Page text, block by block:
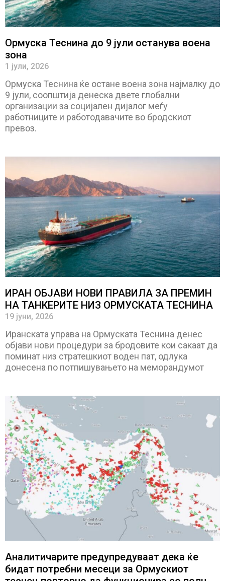
Ормуска Теснина до 9 јули останува воена
зона
1 јули, 2026
Ормуска Теснина ќе остане воена зона најмалку до
9 јули, соопштија денеска двете глобални
организации за социјален дијалог меѓу
работниците и работодавачите во бродскиот
превоз.
ИРАН ОБЈАВИ НОВИ ПРАВИЛА ЗА ПРЕМИН
НА ТАНКЕРИТЕ НИЗ ОРМУСКАТА ТЕСНИНА
19 јуни, 2026
Иранската управа на Ормуската Теснина денес
објави нови процедури за бродовите кои сакаат да
поминат низ стратешкиот воден пат, одлука
донесена по потпишувањето на меморандумот
Аналитичарите предупредуваат дека ќе
бидат потребни месеци за Ормускиот